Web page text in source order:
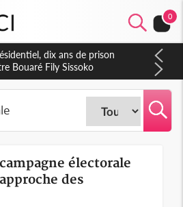
0
principaux acheteurs des
en juillet
électorale
des